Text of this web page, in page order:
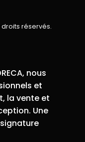
droits réservés.
nous
et
la vente et
Une